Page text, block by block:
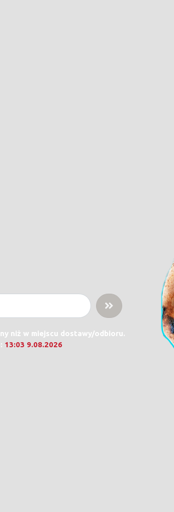
niż w miejscu dostawy/odbioru.
13:03 9.08.2026